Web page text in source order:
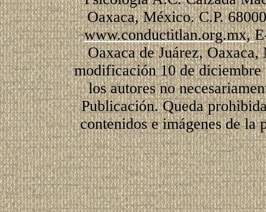
Oaxaca, México. C.P.
www.conductitlan.org.mx,
Oaxaca de Juárez,
modificación 10 de diciembre
los autores no
Publicación. Queda
contenidos e imágenes de